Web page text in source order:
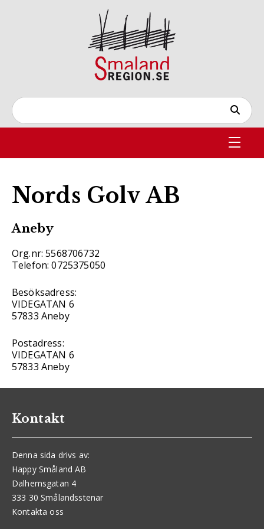
Nords Golv AB
Aneby
Org.nr: 5568706732
Telefon: 0725375050
Besöksadress:
VIDEGATAN 6
57833 Aneby
Postadress:
VIDEGATAN 6
57833 Aneby
Kontakt
Denna sida drivs av:
Happy Småland AB
Dalhemsgatan 4
333 30 Smålandsstenar
Kontakta oss